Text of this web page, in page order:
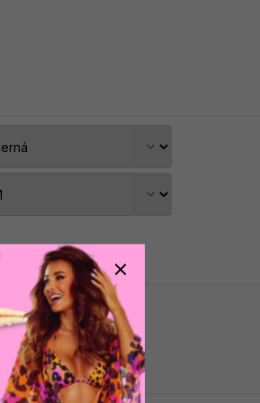
do košíku